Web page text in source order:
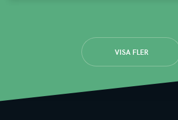
VISA FLER